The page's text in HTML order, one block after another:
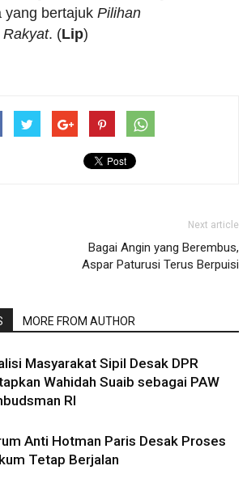
yang bertajuk Pilihan
. (Lip)
Next article
Bagai Angin yang Berembus,
Aspar Paturusi Terus Berpuisi
MORE FROM AUTHOR
Masyarakat Sipil Desak DPR
Wahidah Suaib sebagai PAW
RI
Anti Hotman Paris Desak Proses
Tetap Berjalan